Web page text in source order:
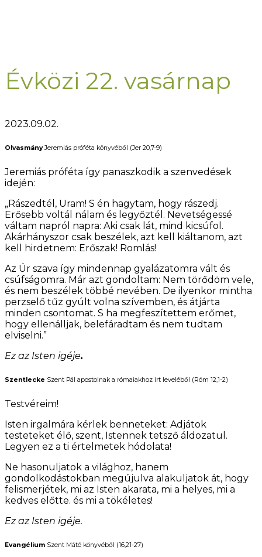
Évközi 22. vasárnap
2023.09.02.
OlvasmányJeremiás próféta könyvéből (Jer 20,7-9)
Jeremiás próféta így panaszkodik a szenvedések
idején:
„Rászedtél, Uram! S én hagytam, hogy rászedj.
Erősebb voltál nálam és legyőztél. Nevetségessé
váltam napról napra: Aki csak lát, mind kicsúfol.
Akárhányszor csak beszélek, azt kell kiáltanom, azt
kell hirdetnem: Erőszak! Romlás!
Az Úr szava így mindennap gyalázatomra vált és
csúfságomra. Már azt gondoltam: Nem törődöm vele,
és nem beszélek többé nevében. De ilyenkor mintha
perzselő tűz gyúlt volna szívemben, és átjárta
minden csontomat. S ha megfeszítettem erőmet,
hogy ellenálljak, belefáradtam és nem tudtam
elviselni.”
Ez az Isten igéje.
Szentlecke Szent Pál apostolnak a rómaiakhoz írt leveléből (Róm 12,1-2)
Testvéreim!
Isten irgalmára kérlek benneteket: Adjátok
testeteket élő, szent, Istennek tetsző áldozatul.
Legyen ez a ti értelmetek hódolata!
Ne hasonuljatok a világhoz, hanem
gondolkodástokban megújulva alakuljatok át, hogy
felismerjétek, mi az Isten akarata, mi a helyes, mi a
kedves előtte. és mi a tökéletes!
Ez az Isten igéje.
Evangélium Szent Máté könyvéből (16,21-27)